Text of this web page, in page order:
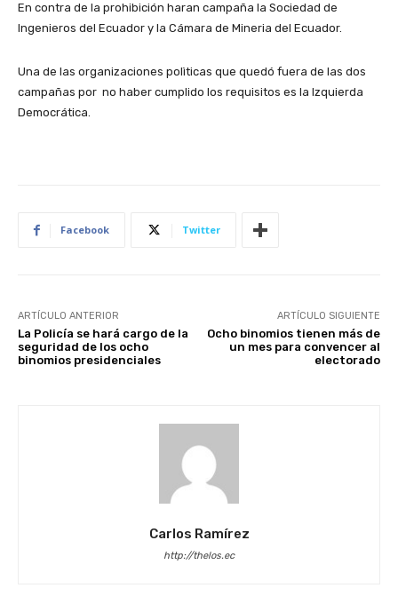
En contra de la prohibición haran campaña la Sociedad de
Ingenieros del Ecuador y la Cámara de Mineria del Ecuador.
Una de las organizaciones polìticas que quedó fuera de las dos
campañas por no haber cumplido los requisitos es la Izquierda
Democrática.
Facebook Twitter
ARTÍCULO ANTERIOR
La Policía se hará cargo de la
seguridad de los ocho
binomios presidenciales
ARTÍCULO SIGUIENTE
Ocho binomios tienen más de
un mes para convencer al
electorado
Carlos Ramírez
http://thelos.ec